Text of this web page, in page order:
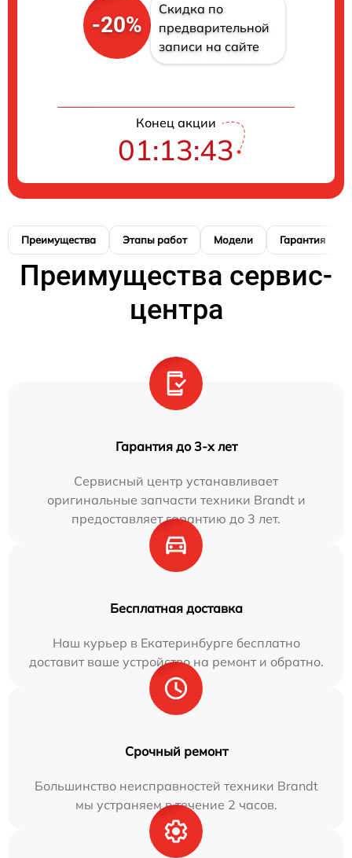
-20%
Скидка по
предварительной
записи на сайте
Конец акции
01:13:42
Преимущества Этапы работ Модели Гарантия
Преимущества сервис-
центра
Гарантия до 3-х лет
Сервисный центр устанавливает
оригинальные запчасти техники Brandt и
предоставляет гарантию до 3 лет.
Бесплатная доставка
Наш курьер в Екатеринбурге бесплатно
доставит ваше устройство на ремонт и обратно.
Срочный ремонт
Большинство неисправностей техники Brandt
мы устраняем в течение 2 часов.